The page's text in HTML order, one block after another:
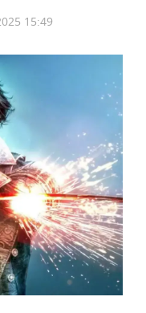
15:49